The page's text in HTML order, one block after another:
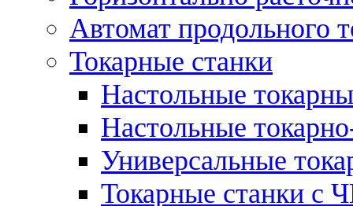
Автомат продольного
Токарные станки
Настольные
Настольные
Универсальные
Токарные станки с